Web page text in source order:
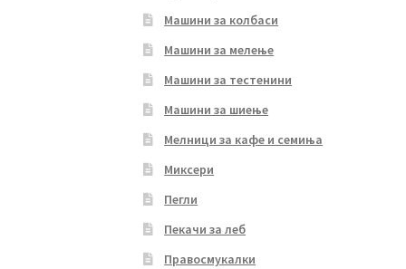
Машини за колбаси
Машини за мелење
Машини за тестенини
Машини за шиење
Мелници за кафе и семиња
Миксери
Пегли
Пекачи за леб
Правосмукалки